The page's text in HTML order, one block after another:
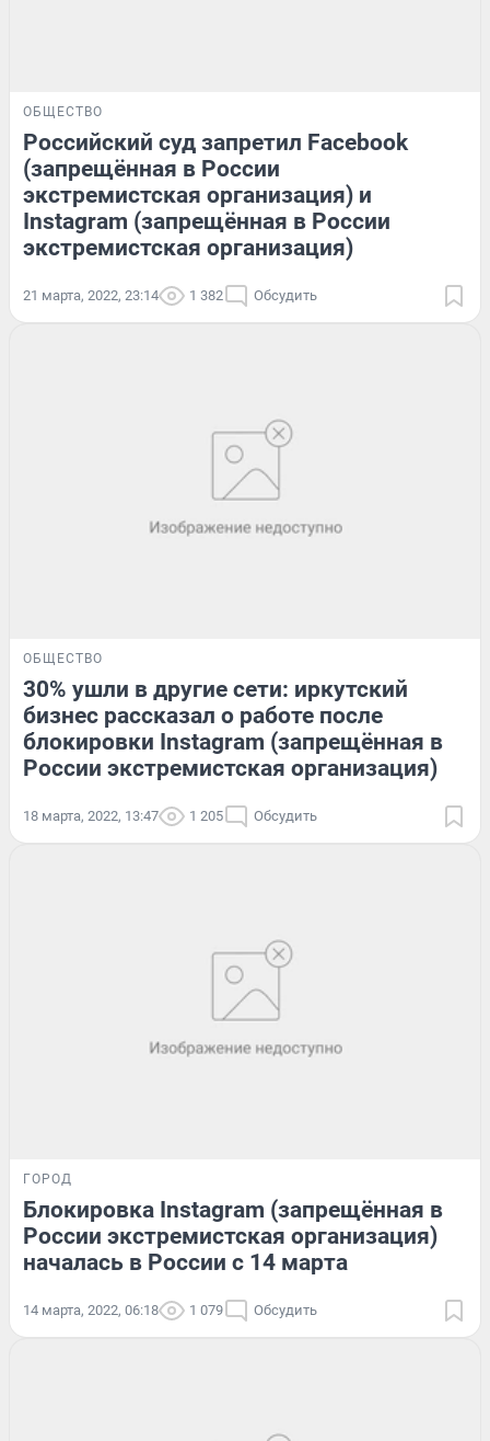
ОБЩЕСТВО
Российский суд запретил Facebook
(запрещённая в России
экстремистская организация) и
Instagram (запрещённая в России
экстремистская организация)
21 марта, 2022, 23:14 1 382 Обсудить
ОБЩЕСТВО
30% ушли в другие сети: иркутский
бизнес рассказал о работе после
блокировки Instagram (запрещённая в
России экстремистская организация)
18 марта, 2022, 13:47 1 205 Обсудить
ГОРОД
Блокировка Instagram (запрещённая в
России экстремистская организация)
началась в России с 14 марта
14 марта, 2022, 06:18 1 079 Обсудить